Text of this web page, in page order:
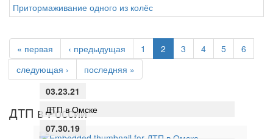
Притормаживание одного из колёс
« первая ‹ предыдущая 1 2 3 4 5
6
следующая ›
последняя »
ДТП в России
03.23.21
ДТП в Омске
07.30.19